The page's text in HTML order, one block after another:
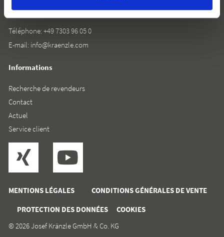
MENTIONS LÉGALES
CONDITIONS GÉNÉRALES DE VENTE
PROTECTION DES DONNÉES
COOKIES
D-89257 Illertissen
Téléphone: +49 7303 96 05 0
E-mail: info@kraenzle.com
Informations
Recherche de revendeurs
Contact
Actuel
Service client
© 2026 Josef Kränzle GmbH & Co. KG